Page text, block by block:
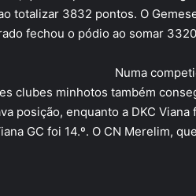
totalizar 3832 pontos. O
fechou o pódio ao somar
Numa
clubes minhotos também
posição, enquanto a DKC
GC foi 14.º. O CN Merelim,